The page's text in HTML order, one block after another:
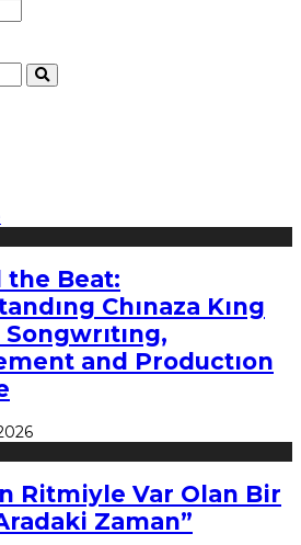
the Beat:
Chınaza Kıng
Songwrıtıng,
and Productıon
Ritmiyle Var Olan Bir
Zaman”